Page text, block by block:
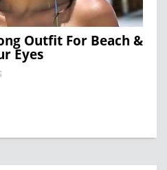
Outfit For Beach &
Eyes